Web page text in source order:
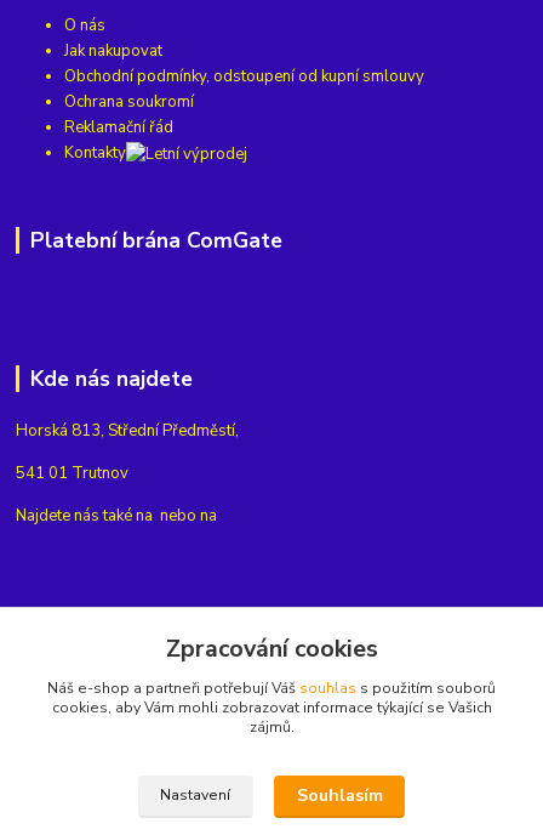
O nás
Jak nakupovat
Obchodní podmínky, odstoupení od kupní smlouvy
Ochrana soukromí
Reklamační řád
Kontakty
Platební brána ComGate
Kde nás najdete
Horská 813, Střední Předměstí,
541 01 Trutnov
Najdete nás také na nebo na
+420775654704
Zpracování cookies
Náš e-shop a partneři potřebují Váš souhlas s použitím souborů
cookies, aby Vám mohli zobrazovat informace týkající se Vašich
zájmů.
Nastavení Souhlasím